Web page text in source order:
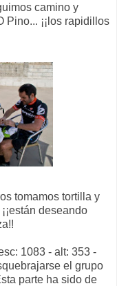
camino y
Pino... ¡¡los rapidillos
tomamos tortilla y
deseando
1083 - alt: 353 -
el grupo
parte ha sido de